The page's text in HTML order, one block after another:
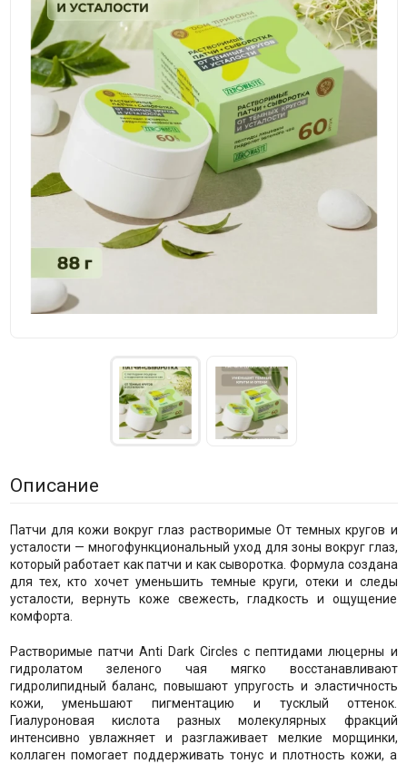
Описание
Патчи для кожи вокруг глаз растворимые От темных кругов и
усталости — многофункциональный уход для зоны вокруг глаз,
который работает как патчи и как сыворотка. Формула создана
для тех, кто хочет уменьшить темные круги, отеки и следы
усталости, вернуть коже свежесть, гладкость и ощущение
комфорта.
Растворимые патчи Anti Dark Circles с пептидами люцерны и
гидролатом зеленого чая мягко восстанавливают
гидролипидный баланс, повышают упругость и эластичность
кожи, уменьшают пигментацию и тусклый оттенок.
Гиалуроновая кислота разных молекулярных фракций
интенсивно увлажняет и разглаживает мелкие морщинки,
коллаген помогает поддерживать тонус и плотность кожи, а